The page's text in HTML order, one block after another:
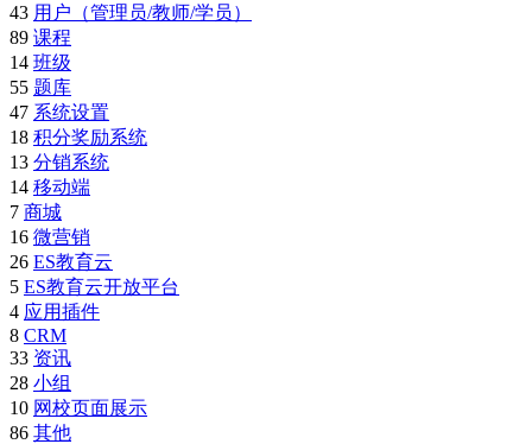
43 用户（管理员/教师/学员）
89 课程
14 班级
55 题库
47 系统设置
18 积分奖励系统
13 分销系统
14 移动端
7 商城
16 微营销
26 ES教育云
5 ES教育云开放平台
4 应用插件
8 CRM
33 资讯
28 小组
10 网校页面展示
86 其他